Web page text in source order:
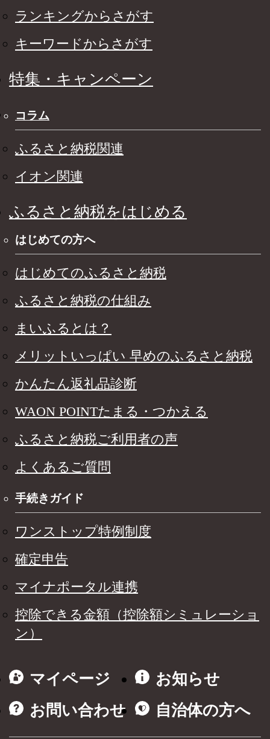
ランキングからさがす
キーワードからさがす
特集・キャンペーン
コラム
ふるさと納税関連
イオン関連
ふるさと納税をはじめる
はじめての方へ
はじめてのふるさと納税
ふるさと納税の仕組み
まいふるとは？
メリットいっぱい 早めのふるさと納税
かんたん返礼品診断
WAON POINTたまる・つかえる
ふるさと納税ご利用者の声
よくあるご質問
手続きガイド
ワンストップ特例制度
確定申告
マイナポータル連携
控除できる金額（控除額シミュレーショ
ン）
マイページ
お知らせ
お問い合わせ
自治体の方へ